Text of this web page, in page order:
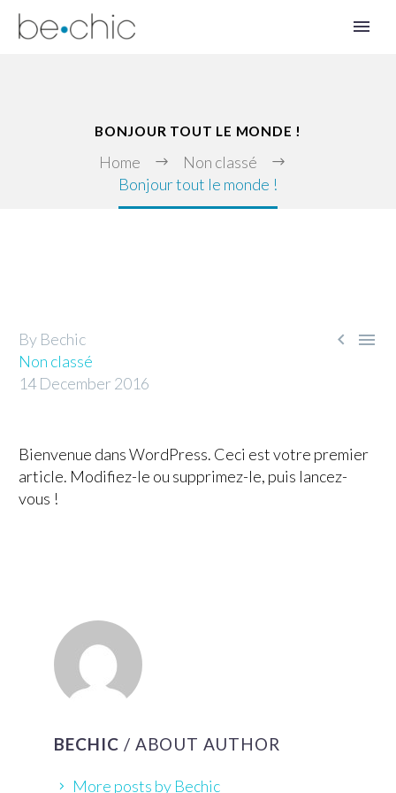
BONJOUR TOUT LE MONDE !
Home
Non classé
Bonjour tout le monde !
 
By Bechic
Non classé
14 December 2016
Bienvenue dans WordPress. Ceci est votre premier
article. Modifiez-le ou supprimez-le, puis lancez-
vous !
BECHIC / ABOUT AUTHOR
More posts by Bechic